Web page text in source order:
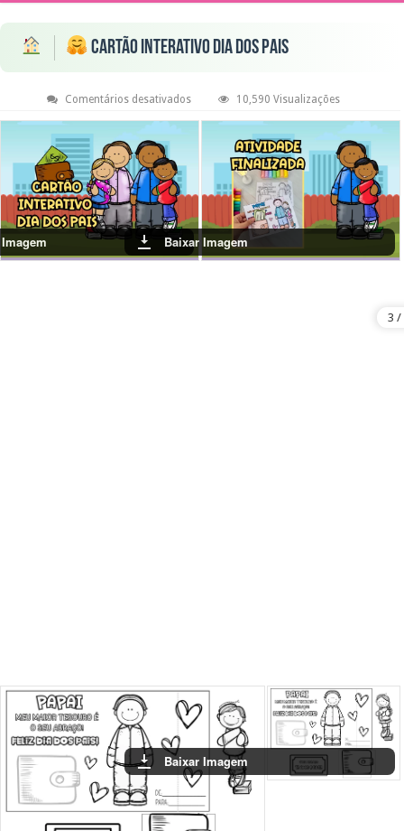
Cartão Interativo Dia dos Pais
Comentários desativadosem
Cartão
10,590 Visualizações
Baixar Imagem
Baixar Imagem